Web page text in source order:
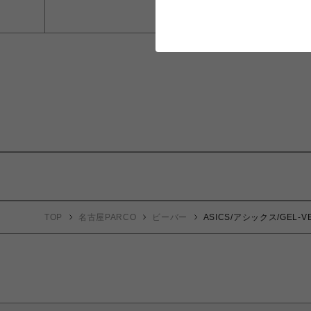
TOP 名古屋PARCO ビーバー ASICS/アシックス/GEL-